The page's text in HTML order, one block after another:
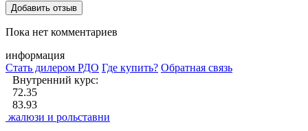
Пока нет комментариев
информация
Стать дилером РДО Где купить? Обратная связь
Внутренний курс:
72.35
83.93
жалюзи и рольставни